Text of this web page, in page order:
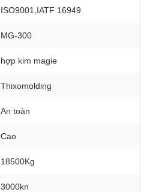
ISO9001,IATF 16949
MG-300
hợp kim magie
Thixomolding
An toàn
Cao
18500Kg
3000kn